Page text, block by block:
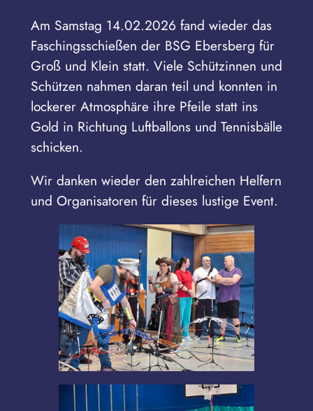
Am Samstag 14.02.2026 fand wieder das
Faschingsschießen der BSG Ebersberg für
Groß und Klein statt. Viele Schützinnen und
Schützen nahmen daran teil und konnten in
lockerer Atmosphäre ihre Pfeile statt ins
Gold in Richtung Luftballons und Tennisbälle
schicken.
Wir danken wieder den zahlreichen Helfern
und Organisatoren für dieses lustige Event.